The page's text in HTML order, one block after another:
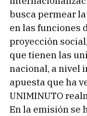
busca permear
en las funciones
proyección
que tienen las
nacional, a nivel
apuesta que ha
UNIMINUTO
En la emisión se